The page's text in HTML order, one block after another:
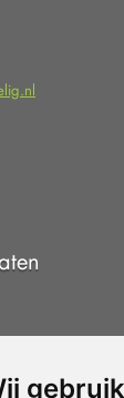
Update